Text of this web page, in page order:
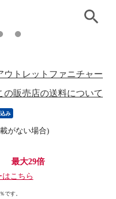
ウトレットファニチャー
の販売店の送料について
み
がない場合)
最大29倍
こちら
です。